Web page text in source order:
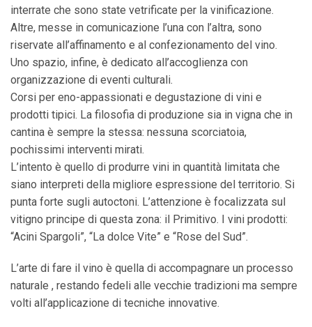
interrate che sono state vetrificate per la vinificazione.
Altre, messe in comunicazione l’una con l’altra, sono
riservate all’affinamento e al confezionamento del vino.
Uno spazio, infine, è dedicato all’accoglienza con
organizzazione di eventi culturali.
Corsi per eno-appassionati e degustazione di vini e
prodotti tipici. La filosofia di produzione sia in vigna che in
cantina è sempre la stessa: nessuna scorciatoia,
pochissimi interventi mirati.
L’intento è quello di produrre vini in quantità limitata che
siano interpreti della migliore espressione del territorio. Si
punta forte sugli autoctoni. L’attenzione è focalizzata sul
vitigno principe di questa zona: il Primitivo. I vini prodotti:
“Acini Spargoli”, “La dolce Vite” e “Rose del Sud”.
L’arte di fare il vino è quella di accompagnare un processo
naturale , restando fedeli alle vecchie tradizioni ma sempre
volti all’applicazione di tecniche innovative.